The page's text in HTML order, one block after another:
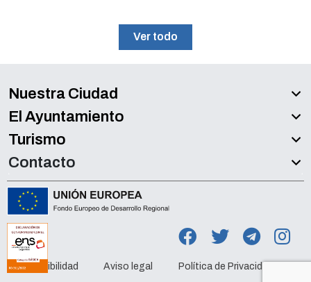
Ver todo
Nuestra Ciudad
El Ayuntamiento
Turismo
Contacto
Accesibilidad Aviso legal Política de Privacidad